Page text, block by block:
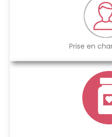
Prise en